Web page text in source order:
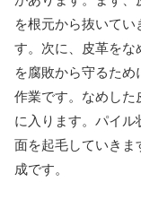
を根元から抜いて
す。次に、皮革をな
を腐敗から守るた
作業です。なめした
に入ります。パイ
面を起毛していきま
成です。